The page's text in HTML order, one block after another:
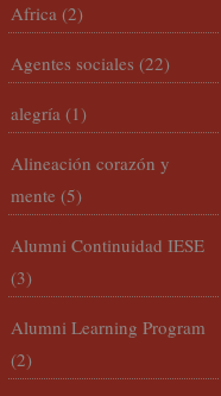
Africa (2)
Agentes sociales (22)
alegría (1)
Alineación corazón y
mente (5)
Alumni Continuidad IESE
(3)
Alumni Learning Program
(2)